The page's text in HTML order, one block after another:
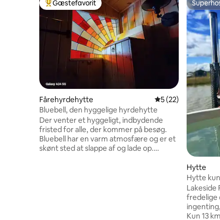
Bedste gæstefavorit
Gæstefavorit
Fårehyrdehytte 5 ud af 5 i
5 (22)
Bluebell, den hyggelige hyrdehytte
Der venter et hyggeligt, indbydende
fristed for alle, der kommer på besøg.
Bluebell har en varm atmosfære og er et
skønt sted at slappe af og lade op.
Hytte
Hytte
boblebad
Lakeside
fredelige
Kun 13